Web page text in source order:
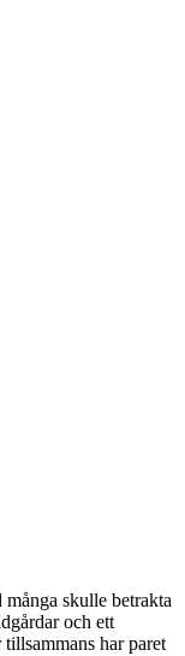
skulle betrakta
och ett
har paret